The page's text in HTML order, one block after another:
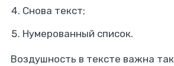
Снова текст;
Нумерованный список.
Воздушность в тексте важна